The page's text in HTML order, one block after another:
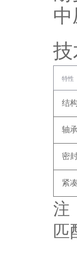
特性
结
轴
密
紧
注
匹